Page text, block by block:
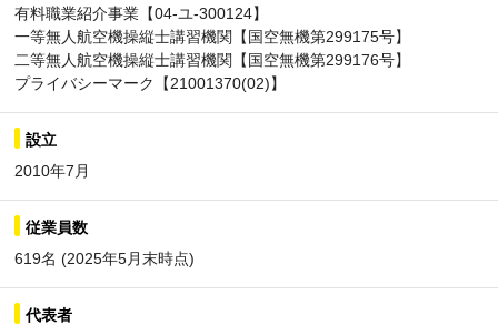
有料職業紹介事業【04-ユ-300124】
一等無人航空機操縦士講習機関【国空無機第299175号】
二等無人航空機操縦士講習機関【国空無機第299176号】
プライバシーマーク【21001370(02)】
設立
2010年7月
従業員数
619名 (2025年5月末時点)
代表者